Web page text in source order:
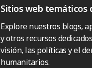
Sitios web temáticos
Explore nuestros blogs,
y otros recursos
visión, las políticas y el
humanitarios.